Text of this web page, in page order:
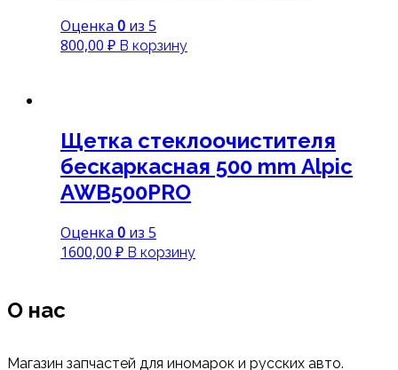
Оценка 0 из 5
800,00 ₽ В корзину
Щетка стеклоочистителя
бескаркасная 500 mm Alpic
AWB500PRO
Оценка 0 из 5
1600,00 ₽ В корзину
О нас
Магазин запчастей для иномарок и русских авто.